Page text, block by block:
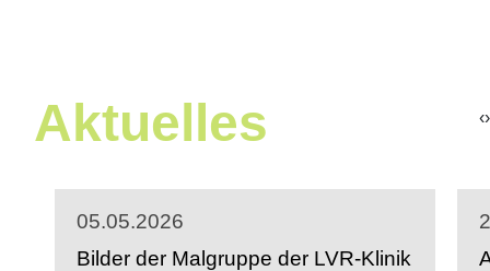
Aktuelles
05.05.2026
Bilder der Malgruppe der LVR-Klinik
‹›